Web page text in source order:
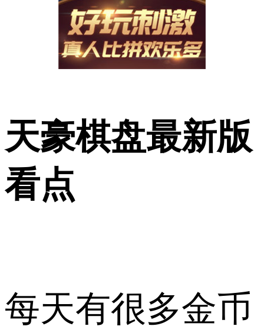
天豪棋盘最新版
看点
每天有很多金币